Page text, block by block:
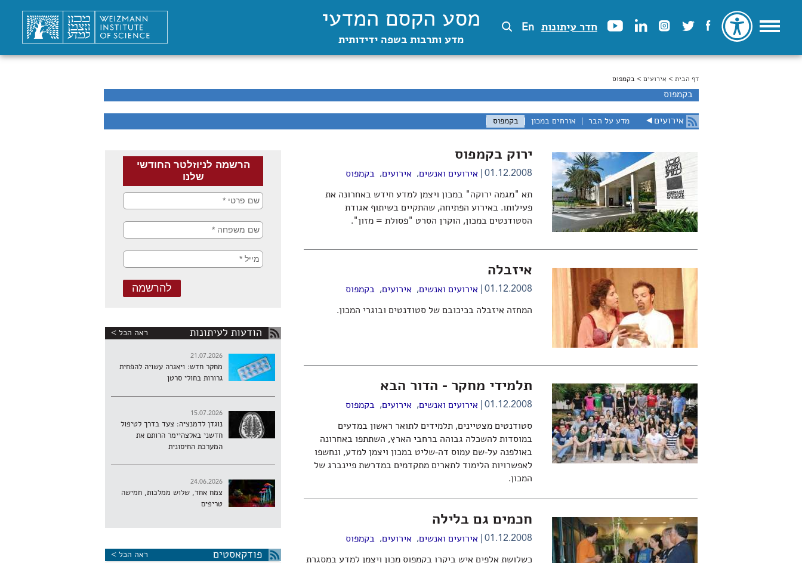
חדר עיתונות En מסע הקסם המדעי
מדע ותרבות בשפה ידידותית
הינך נמצא כאן
דף הבית > אירועים > בקמפוס
בקמפוס
אירועים◄ מדע על הבר אורחים במכון בקמפוס
ירוק בקמפוס
01.12.2008 אירועים ואנשים, אירועים, בקמפוס
תא "מגמה ירוקה" במכון ויצמן למדע חידש באחרונה את
פעילותו. באירוע הפתיחה, שהתקיים בשיתוף אגודת
הסטודנטים במכון, הוקרן הסרט "פסולת = מזון".
איזבלה
01.12.2008 אירועים ואנשים, אירועים, בקמפוס
המחזה איזבלה בכיכובם של סטודנטים ובוגרי המכון.
תלמידי מחקר - הדור הבא
01.12.2008 אירועים ואנשים, אירועים, בקמפוס
סטודנטים מצטיינים, תלמידים לתואר ראשון במדעים
במוסדות להשכלה גבוהה ברחבי הארץ, השתתפו באחרונה
באולפנה על-שם עמוס דה-שליט במכון ויצמן למדע, ונחשפו
לאפשרויות הלימוד לתארים מתקדמים במדרשת פיינברג של
המכון.
חכמים גם בלילה
01.12.2008 אירועים ואנשים, אירועים, בקמפוס
כשלושת אלפים איש ביקרו בקמפוס מכון ויצמן למדע במסגרת
הודעות לעיתונות ראה הכל >
21.07.2026
מחקר חדש: ויאגרה עשויה להפחית
גרורות בחולי סרטן
15.07.2026
נוגדן לדמנציה: צעד בדרך לטיפול
חדשני באלצהיימר הרותם את
המערכת החיסונית
24.06.2026
צמח אחד, שלוש ממלכות, חמישה
טריפים
פודקאסטים ראה הכל >